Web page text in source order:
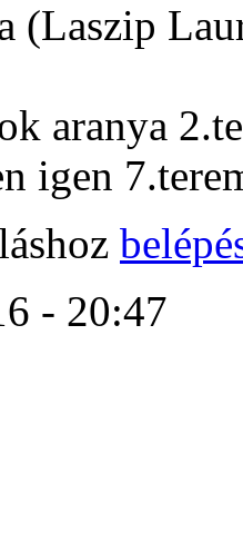
(Laszip
aranya
igen
- 20:47